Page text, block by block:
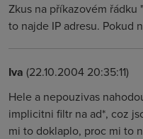
Zkus na příkazovém řádku
to najde IP adresu. Pokud
Iva (22.10.2004 20:35:11)
Hele a nepouzivas
implicitni filtr na ad*, coz
mi to doklaplo, proc mi to